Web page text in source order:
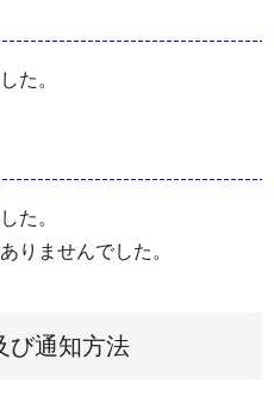
た。
た。
りませんでした。
び通知方法